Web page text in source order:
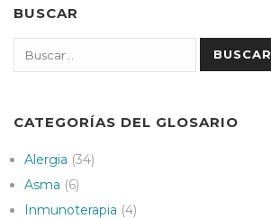
BUSCAR
Search BUSCAR
CATEGORÍAS DEL GLOSARIO
Alergia (34)
Asma (6)
Inmunoterapia (4)